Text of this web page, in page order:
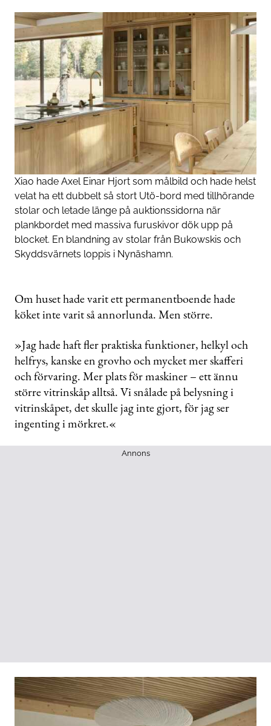
Xiao hade Axel Einar Hjort som målbild och hade helst
velat ha ett dubbelt så stort Utö-bord med tillhörande
stolar och letade länge på auktionssidorna när
plankbordet med massiva furuskivor dök upp på
blocket. En blandning av stolar från Bukowskis och
Skyddsvärnets loppis i Nynäshamn.
Om huset hade varit ett permanentboende hade
köket inte varit så annorlunda. Men större.
»Jag hade haft fler praktiska funktioner, helkyl och
helfrys, kanske en grovho och mycket mer skafferi
och förvaring. Mer plats för maskiner – ett ännu
större vitrinskåp alltså. Vi snålade på belysning i
vitrinskåpet, det skulle jag inte gjort, för jag ser
ingenting i mörkret.«
Annons